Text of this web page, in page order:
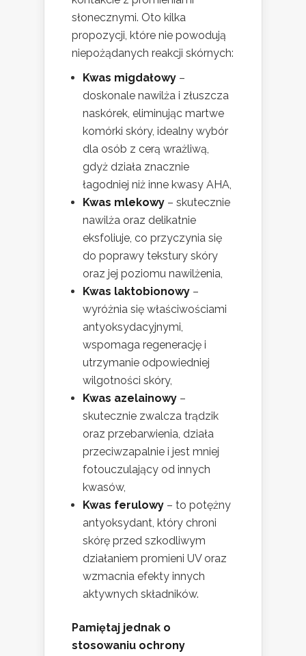
słonecznymi. Oto kilka
propozycji, które nie powodują
niepożądanych reakcji skórnych:
Kwas migdałowy –
doskonale nawilża i złuszcza
naskórek, eliminując martwe
komórki skóry, idealny wybór
dla osób z cerą wrażliwą,
gdyż działa znacznie
łagodniej niż inne kwasy AHA,
Kwas mlekowy – skutecznie
nawilża oraz delikatnie
eksfoliuje, co przyczynia się
do poprawy tekstury skóry
oraz jej poziomu nawilżenia,
Kwas laktobionowy –
wyróżnia się właściwościami
antyoksydacyjnymi,
wspomaga regenerację i
utrzymanie odpowiedniej
wilgotności skóry,
Kwas azelainowy –
skutecznie zwalcza trądzik
oraz przebarwienia, działa
przeciwzapalnie i jest mniej
fotouczulający od innych
kwasów,
Kwas ferulowy – to potężny
antyoksydant, który chroni
skórę przed szkodliwym
działaniem promieni UV oraz
wzmacnia efekty innych
aktywnych składników.
Pamiętaj jednak o
stosowaniu ochrony